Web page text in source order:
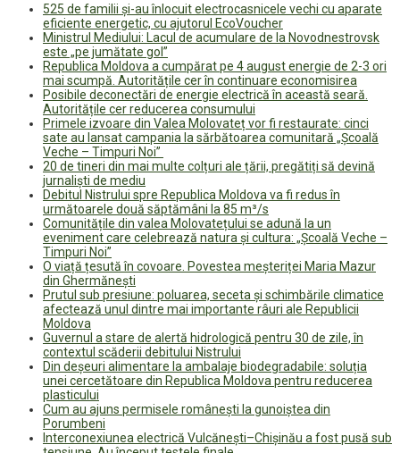
525 de familii și-au înlocuit electrocasnicele vechi cu aparate
eficiente energetic, cu ajutorul EcoVoucher
Ministrul Mediului: Lacul de acumulare de la Novodnestrovsk
este „pe jumătate gol”
Republica Moldova a cumpărat pe 4 august energie de 2-3 ori
mai scumpă. Autoritățile cer în continuare economisirea
Posibile deconectări de energie electrică în această seară.
Autoritățile cer reducerea consumului
Primele izvoare din Valea Molovateț vor fi restaurate: cinci
sate au lansat campania la sărbătoarea comunitară „Școală
Veche – Timpuri Noi”
20 de tineri din mai multe colțuri ale țării, pregătiți să devină
jurnaliști de mediu
Debitul Nistrului spre Republica Moldova va fi redus în
următoarele două săptămâni la 85 m³/s
Comunitățile din valea Molovatețului se adună la un
eveniment care celebrează natura și cultura: „Școală Veche –
Timpuri Noi”
O viață țesută în covoare. Povestea meșteriței Maria Mazur
din Ghermănești
Prutul sub presiune: poluarea, seceta și schimbările climatice
afectează unul dintre mai importante râuri ale Republicii
Moldova
Guvernul a stare de alertă hidrologică pentru 30 de zile, în
contextul scăderii debitului Nistrului
Din deșeuri alimentare la ambalaje biodegradabile: soluția
unei cercetătoare din Republica Moldova pentru reducerea
plasticului
Cum au ajuns permisele românești la gunoiștea din
Porumbeni
Interconexiunea electrică Vulcănești–Chișinău a fost pusă sub